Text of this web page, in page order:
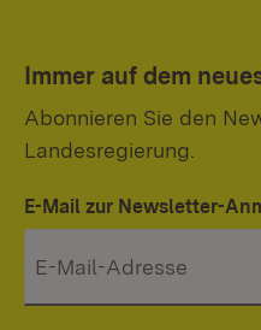
Immer auf dem
Abonnieren Sie den
Landesregierung.
E-Mail zur Newsletter-